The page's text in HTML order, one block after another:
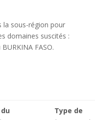
la sous-région pour
domaines suscités :
FASO.
Type de